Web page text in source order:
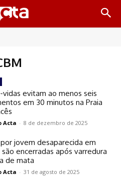
vidas evitam ao menos seis
em 30 minutos na Praia
Acta - 8 de dezembro de 2025
por jovem desaparecida em
encerradas após varredura
de mata
Acta - 31 de agosto de 2025